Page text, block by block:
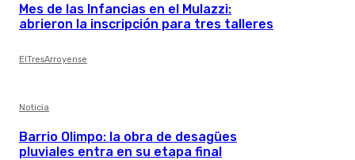
Mes de las Infancias en el Mulazzi:
abrieron la inscripción para tres talleres
ElTresArroyense
Noticia
Barrio Olimpo: la obra de desagües
pluviales entra en su etapa final